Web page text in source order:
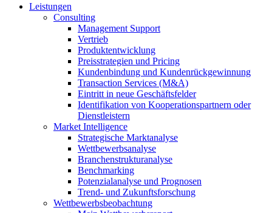
Leistungen
Consulting
Management Support
Vertrieb
Produktentwicklung
Preisstrategien und Pricing
Kundenbindung und Kundenrückgewinnung
Transaction Services (M&A)
Eintritt in neue Geschäftsfelder
Identifikation von Kooperationspartnern oder
Dienstleistern
Market Intelligence
Strategische Marktanalyse
Wettbewerbsanalyse
Branchenstrukturanalyse
Benchmarking
Potenzialanalyse und Prognosen
Trend- und Zukunftsforschung
Wettbewerbs­beobachtung